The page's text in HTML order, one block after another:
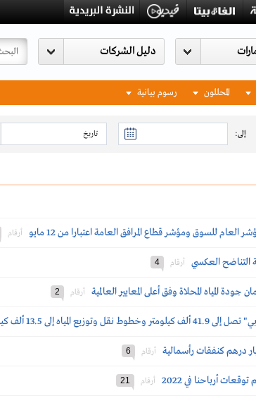
المحللون رسوم بيانية
إلى:
للسوق ومؤشر قطاع المرافق العامة اعتبارا من 12 مايو أرقام
أرقام 4
المياه المحلاة وفق أعلى المعايير العالمية أرقام 2
إلى 13.5 ألف كيلومتر
أرقام 6
أرقام 21